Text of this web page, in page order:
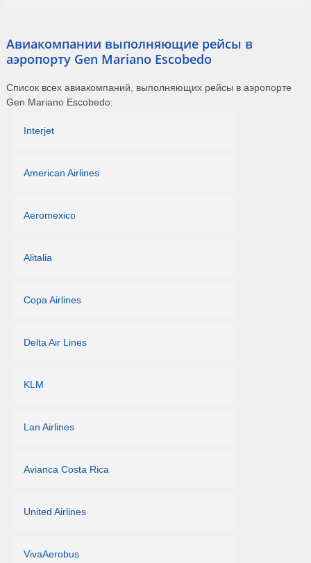
Авиакомпании выполняющие рейсы в
аэропорту Gen Mariano Escobedo
Список всех авиакомпаний, выполняющих рейсы в аэропорте
Gen Mariano Escobedo:
Interjet
American Airlines
Aeromexico
Alitalia
Copa Airlines
Delta Air Lines
KLM
Lan Airlines
Avianca Costa Rica
United Airlines
VivaAerobus